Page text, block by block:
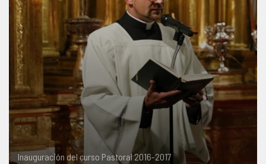
Inauguración del curso Pastoral 2016-2017